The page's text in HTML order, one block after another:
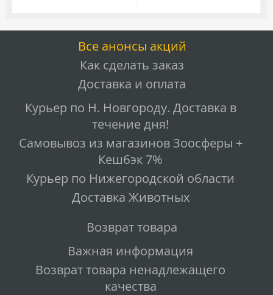
Все анонсы акций
Как сделать заказ
Доставка и оплата
Курьер по Н. Новгороду. Доставка в
течение дня!
Самовывоз из магазинов Зоосферы +
Кешбэк 7%
Курьер по Нижегородской области
Доставка Животных
Возврат товара
Важная информация
Возврат товара ненадлежащего
качества